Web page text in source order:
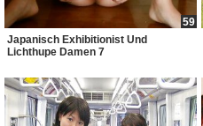
59
Japanisch Exhibitionist Und
Lichthupe Damen 7